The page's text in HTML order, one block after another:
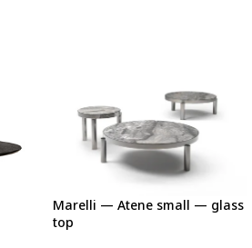
Marelli — Atene small — glass
top